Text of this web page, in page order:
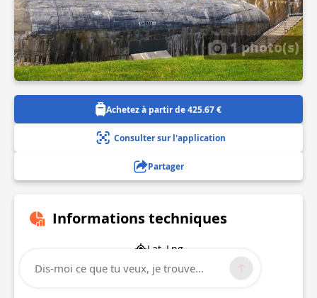
1 photo(s)
Achetez à partir de 425.67 €
Consulter sur l'application
Partager
Informations techniques
Lat, Lng
50.8442181
1.5997641
Dis-moi ce que tu veux, je trouve...